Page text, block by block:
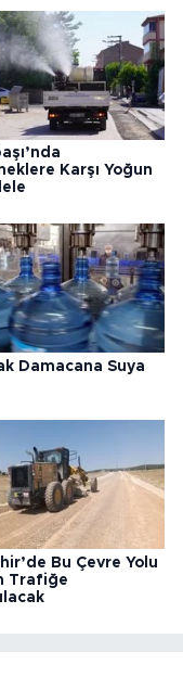
Karşı Yoğun
Damacana Suya
Bu Çevre Yolu
Trafiğe